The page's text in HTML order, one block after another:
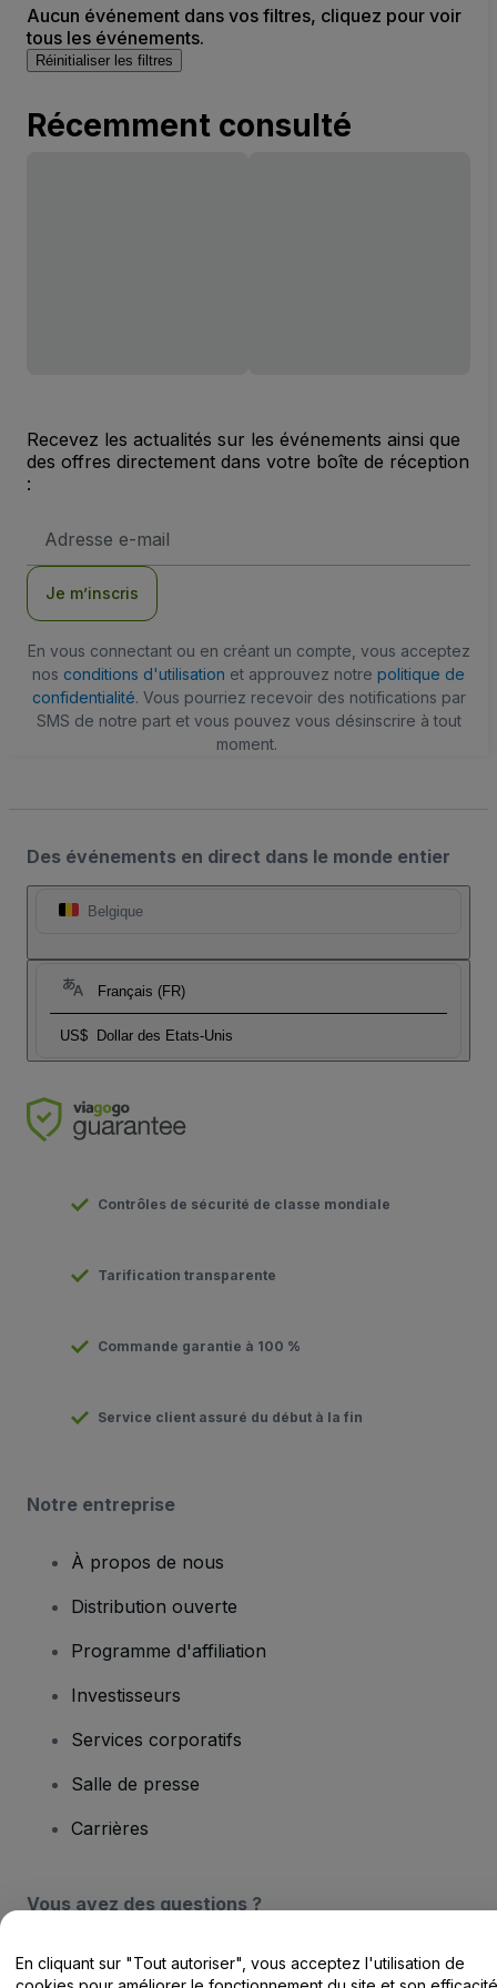
Aucun événement dans vos filtres, cliquez pour voir
tous les événements.
Réinitialiser les filtres
Récemment consulté
Recevez les actualités sur les événements ainsi que
des offres directement dans votre boîte de réception
:
e-
Je m’inscris
En vous connectant ou en créant un compte, vous acceptez
nos conditions d'utilisation et approuvez notre politique de
confidentialité. Vous pourriez recevoir des notifications par
SMS de notre part et vous pouvez vous désinscrire à tout
moment.
Des événements en direct dans le monde entier
Belgique
Français (FR)
US$ Dollar des Etats-Unis
Contrôles de sécurité de classe mondiale
Tarification transparente
Commande garantie à 100 %
Service client assuré du début à la fin
Notre entreprise
À propos de nous
Distribution ouverte
Programme d'affiliation
Investisseurs
Services corporatifs
Salle de presse
Carrières
Vous avez des questions ?
Centre d'assistance / Nous contacter
En cliquant sur "Tout autoriser", vous acceptez l'utilisation de